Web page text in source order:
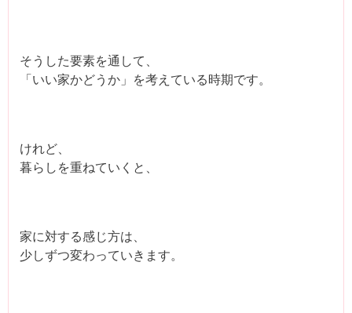
そうした要素を通して、
「いい家かどうか」を考えている時期です。
けれど、
暮らしを重ねていくと、
家に対する感じ方は、
少しずつ変わっていきます。